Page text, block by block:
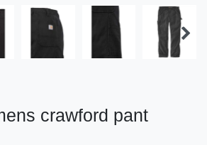
crawford pant